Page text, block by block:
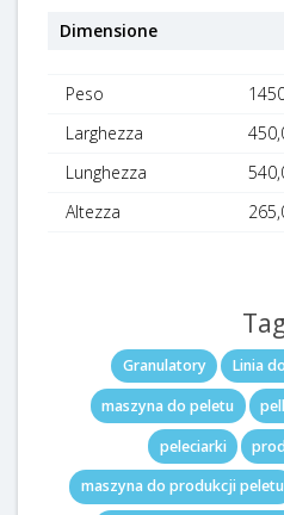
Dimensione
Peso
Larghezza
Lunghezza
Altezza
Granulatory Linia
maszyna do peletu
peleciarki
maszyna do produkcji peletu